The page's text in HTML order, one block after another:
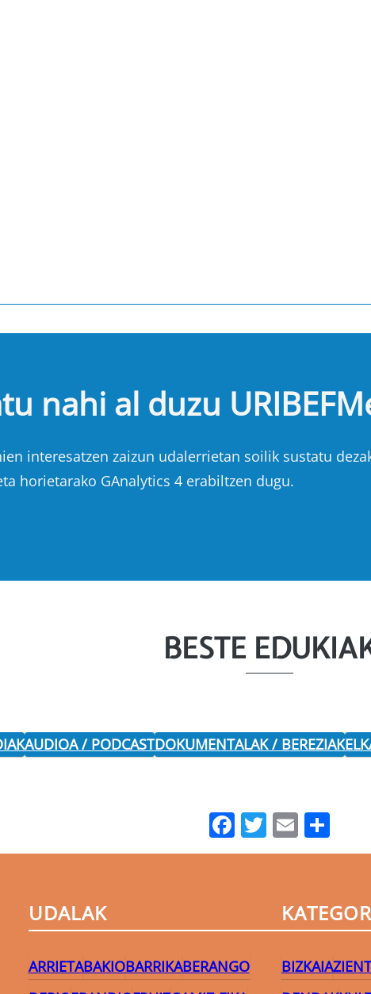
nahi al duzu
interesatzen zaizun udalerrietan soilik sustatu
horietarako GAnalytics 4 erabiltzen dugu.
BESTE
AUDIOA / PODCASTDOKUMENTALAK / BEREZIAK
Facebook
Twitter
Email
UDALAK
ARRIETABAKIOBARRIKABERANGO
BIZKAIA